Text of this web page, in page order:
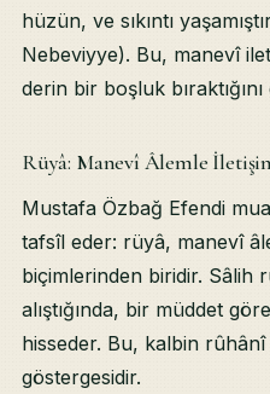
hüzün, ve sıkıntı
Nebeviyye). Bu, manevî
derin bir boşluk
Rüyâ: Manevî Âlemle
Mustafa Özbağ Efendi
tafsîl eder: rüyâ, manevî
biçimlerinden biridir. Sâlih
alıştığında, bir müddet
hisseder. Bu, kalbin rûhânî
göstergesidir.